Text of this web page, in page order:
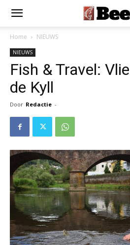
Home NIEUWS
NIEUWS
Fish & Travel:
de Kyll
Door Redactie -